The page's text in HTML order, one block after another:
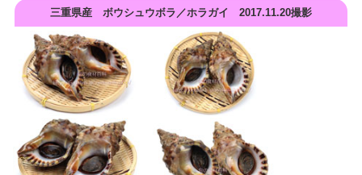
三重県産 ボウシュウボラ／ホラガイ 2017.11.20撮影